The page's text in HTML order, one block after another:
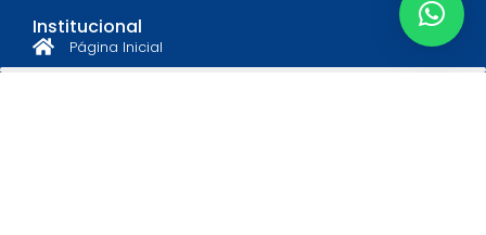
Institucional
Página Inicial